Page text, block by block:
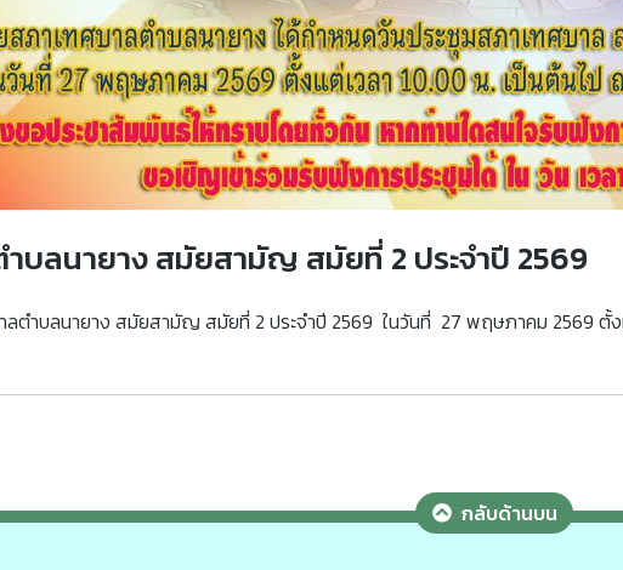
บลนายาง สมัยสามัญ สมัยที่ 2 ประจำปี 2569
ลตำบลนายาง สมัยสามัญ สมัยที่ 2 ประจำปี 2569 ในวันที่ 27 พฤษภาคม 2569 ตั้
กลับด้านบน